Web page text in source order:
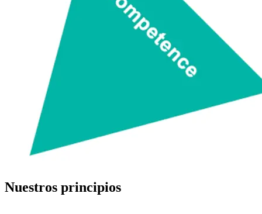
Nuestros principios